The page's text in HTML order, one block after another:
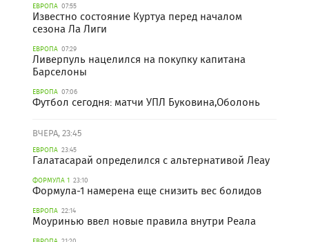
ЕВРОПА 07:55
Известно состояние Куртуа перед началом
сезона Ла Лиги
ЕВРОПА 07:29
Ливерпуль нацелился на покупку капитана
Барселоны
ЕВРОПА 07:06
Футбол сегодня: матчи УПЛ Буковина,Оболонь
ВЧЕРА, 23:45
ЕВРОПА 23:45
Галатасарай определился с альтернативой Леау
ФОРМУЛА 1 23:10
Формула-1 намерена еще снизить вес болидов
ЕВРОПА 22:14
Моуринью ввел новые правила внутри Реала